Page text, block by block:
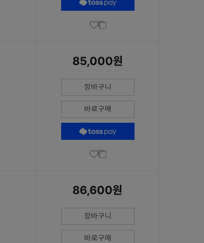
85,000원
장바구니
바로구매
86,600원
장바구니
바로구매